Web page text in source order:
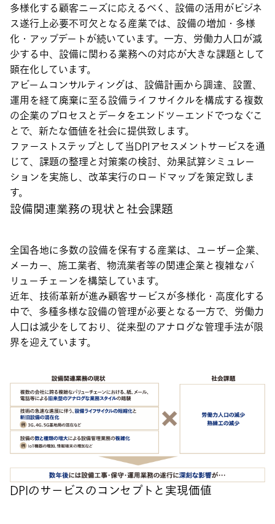
多様化する顧客ニーズに応えるべく、設備の活用がビジネ
ス遂行上必要不可欠となる産業では、設備の増加・多様
化・アップデートが続いています。一方、労働力人口が減
少する中、設備に関わる業務への対応が大きな課題として
顕在化しています。
アビームコンサルティングは、設備計画から調達、設置、
運用を経て廃棄に至る設備ライフサイクルを構成する複数
の企業のプロセスとデータをエンドツーエンドでつなぐこ
とで、新たな価値を社会に提供致します。
ファーストステップとして当DPIアセスメントサービスを通
じて、課題の整理と対策案の検討、効果試算シミュレー
ションを実施し、改革実行のロードマップを策定致しま
す。
設備関連業務の現状と社会課題
全国各地に多数の設備を保有する産業は、ユーザー企業、
メーカー、施工業者、物流業者等の関連企業と複雑なバ
リューチェーンを構築しています。
近年、技術革新が進み顧客サービスが多様化・高度化する
中で、多種多様な設備の管理が必要となる一方で、労働力
人口は減少をしており、従来型のアナログな管理手法が限
界を迎えています。
DPIのサービスのコンセプトと実現価値